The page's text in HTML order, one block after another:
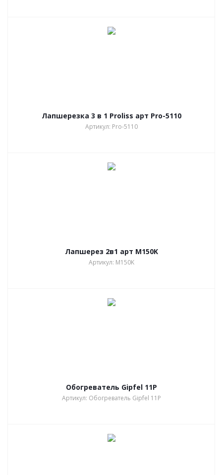
Лапшерезка 3 в 1 Proliss арт Pro-5110
Артикул: Pro-5110
Лапшерез 2в1 арт M150K
Артикул: M150K
Обогреватель Gipfel 11P
Артикул: Обогреватель Gipfel 11P